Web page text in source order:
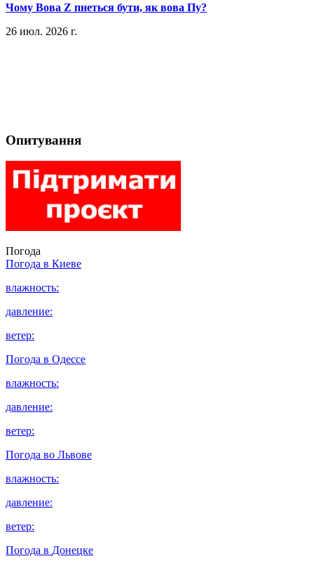
​Чому Вова Z пнеться бути, як вова Пу?
26 июл. 2026 г.
Опитування
Погода
Погода в Киеве
влажность:
давление:
ветер:
Погода в Одессе
влажность:
давление:
ветер:
Погода во Львове
влажность:
давление:
ветер:
Погода в Донецке